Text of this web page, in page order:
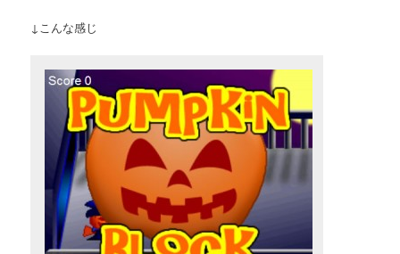
↓こんな感じ